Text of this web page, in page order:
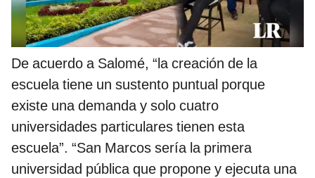
De acuerdo a Salomé, “la creación de la
escuela tiene un sustento puntual porque
existe una demanda y solo cuatro
universidades particulares tienen esta
escuela”. “San Marcos sería la primera
universidad pública que propone y ejecuta una